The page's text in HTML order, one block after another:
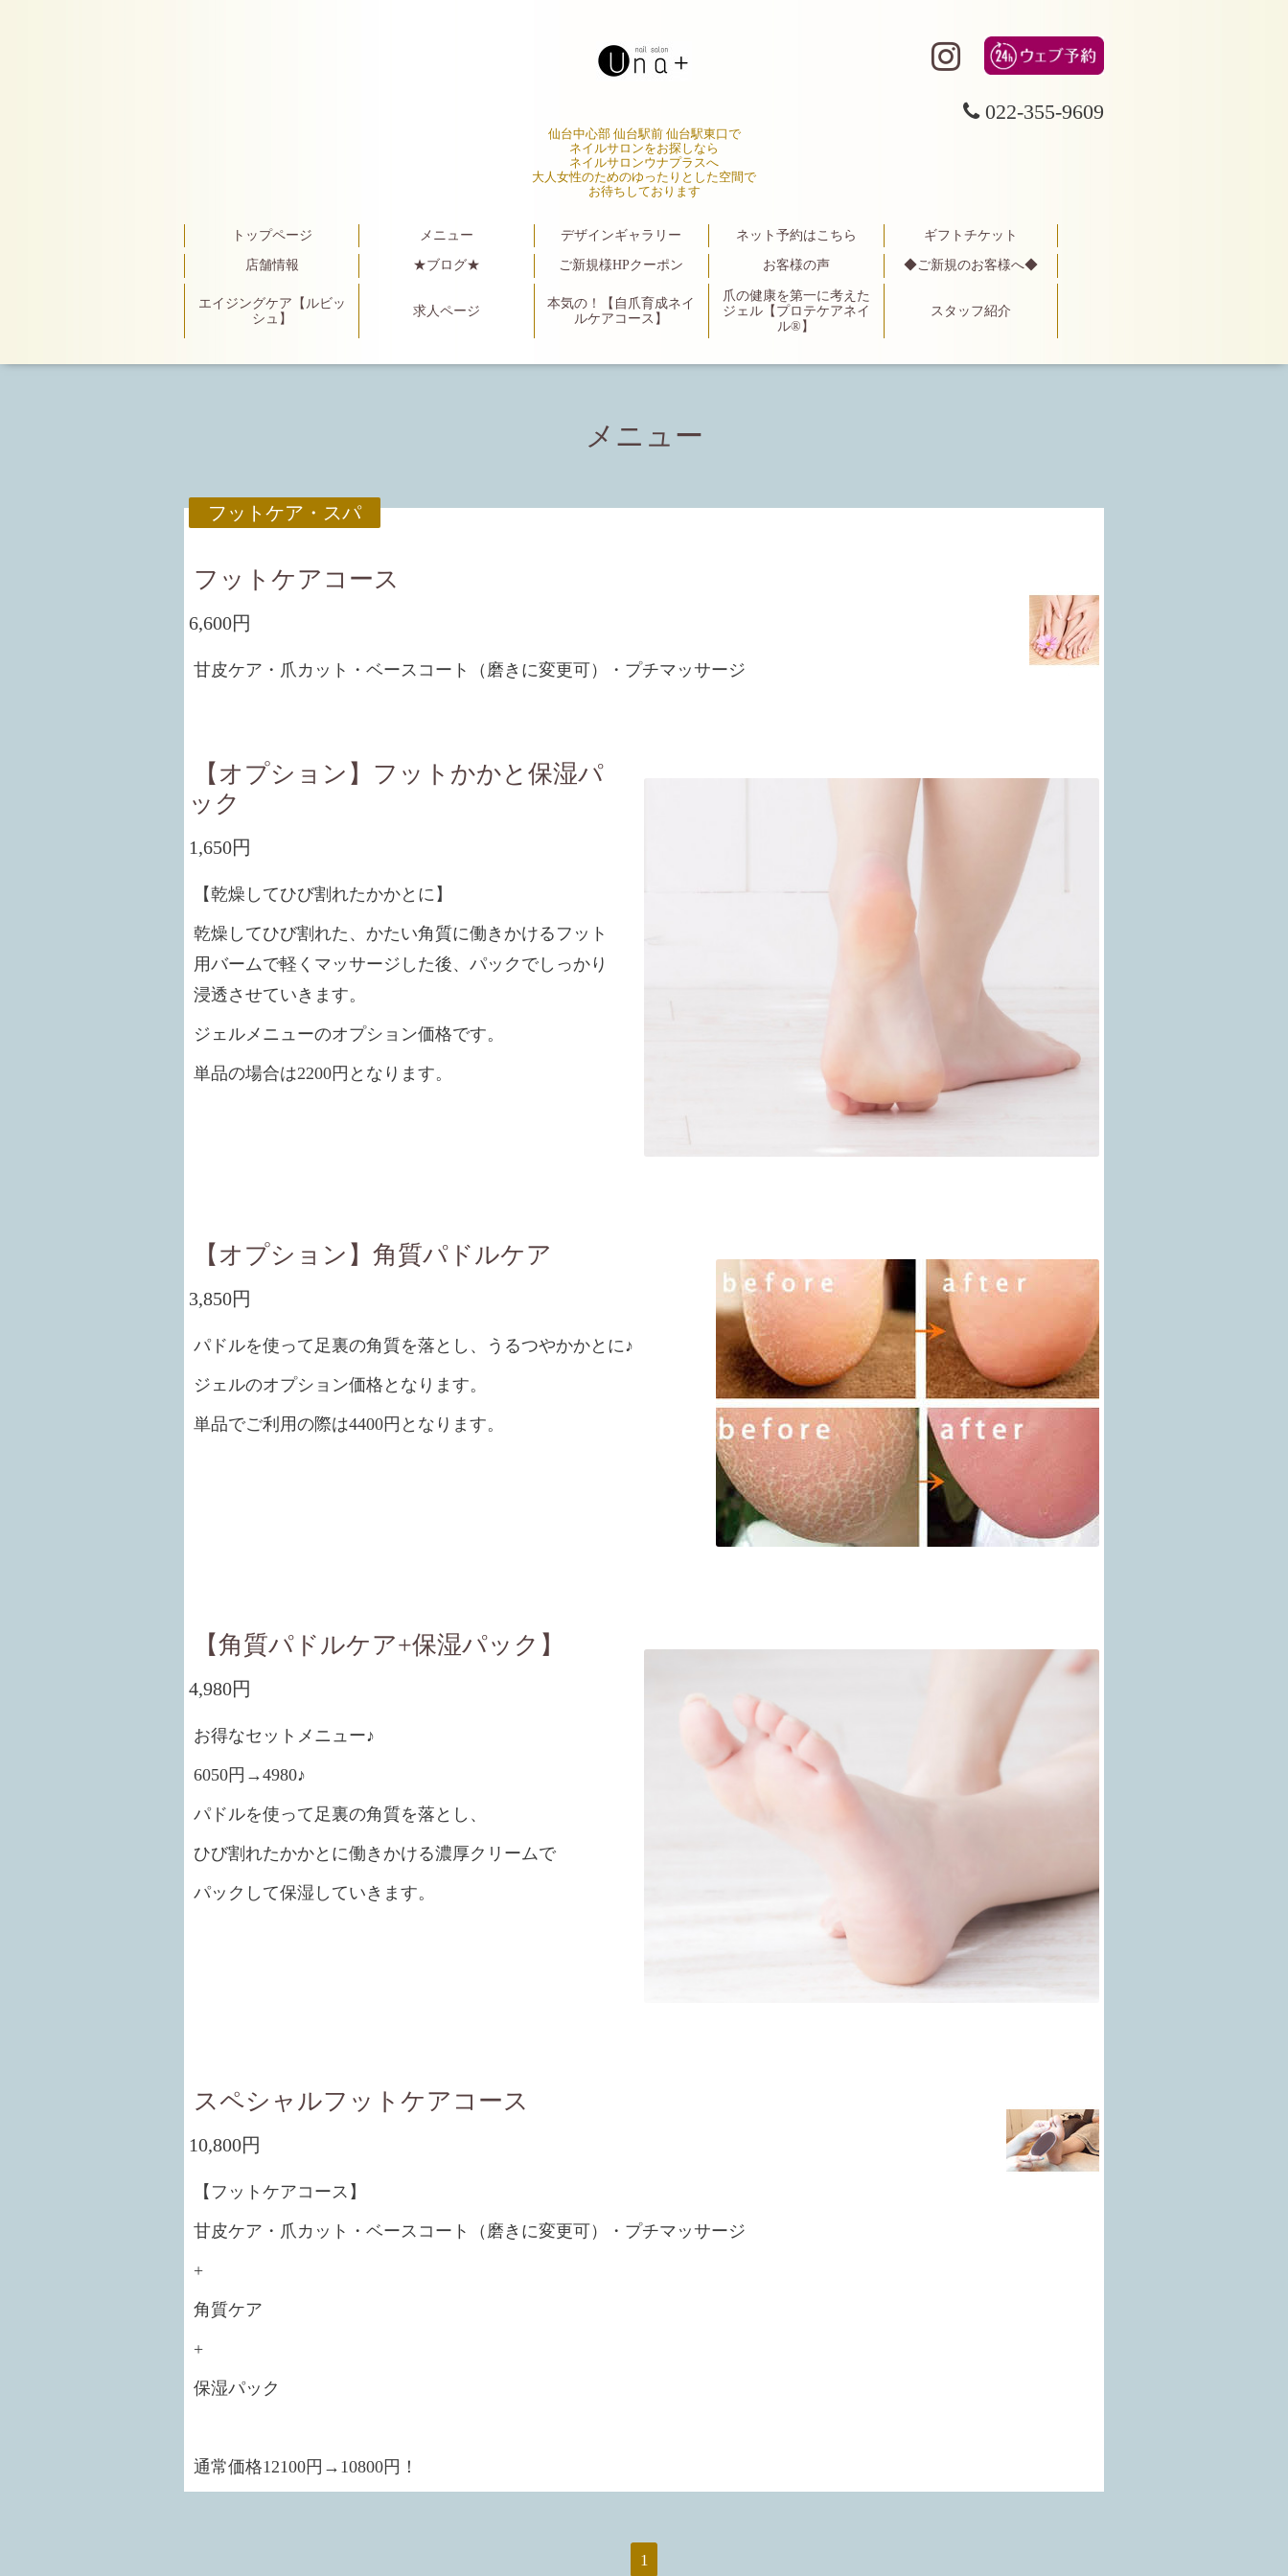
022-355-9609
仙台中心部 仙台駅前 仙台駅東口で
ネイルサロンをお探しなら
ネイルサロンウナプラスへ
大人女性のためのゆったりとした空間で
お待ちしております
トップページ メニュー デザインギャラリー ネット予約はこちら ギフトチケット
店舗情報 ★ブログ★ ご新規様HPクーポン お客様の声 ◆ご新規のお客様へ◆
エイジングケア【ルビッ
シュ】
求人ページ
本気の！【自爪育成ネイ
ルケアコース】
爪の健康を第一に考えた
ジェル【プロテケアネイ
ル®】
スタッフ紹介
メニュー
フットケア・スパ
フットケアコース
6,600円
甘皮ケア・爪カット・ベースコート（磨きに変更可）・プチマッサージ
【オプション】フットかかと保湿パ
ック
1,650円
【乾燥してひび割れたかかとに】
乾燥してひび割れた、かたい角質に働きかけるフット
用バームで軽くマッサージした後、パックでしっかり
浸透させていきます。
ジェルメニューのオプション価格です。
単品の場合は2200円となります。
【オプション】角質パドルケア
3,850円
パドルを使って足裏の角質を落とし、うるつやかかとに♪
ジェルのオプション価格となります。
単品でご利用の際は4400円となります。
【角質パドルケア+保湿パック】
4,980円
お得なセットメニュー♪
6050円→4980♪
パドルを使って足裏の角質を落とし、
ひび割れたかかとに働きかける濃厚クリームで
パックして保湿していきます。
スペシャルフットケアコース
10,800円
【フットケアコース】
甘皮ケア・爪カット・ベースコート（磨きに変更可）・プチマッサージ
+
角質ケア
+
保湿パック
通常価格12100円→10800円！
1